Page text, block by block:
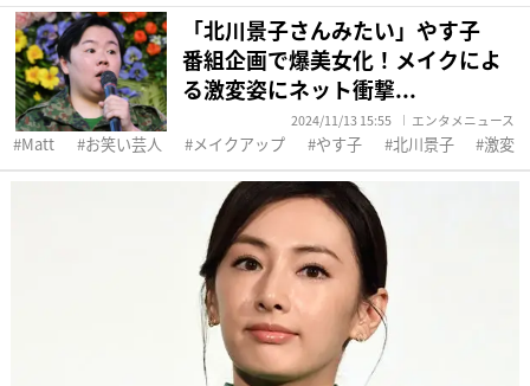
「北川景子さんみたい」やす子
番組企画で爆美女化！メイクによ
る激変姿にネット衝撃...
2024/11/13 15:55 エンタメニュース
Matt お笑い芸人 メイクアップ やす子 北川景子 激変